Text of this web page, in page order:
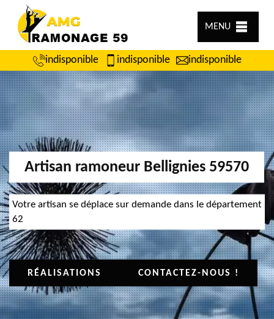
MENU
indisponible indisponible indisponible
Artisan ramoneur Bellignies 59570
Votre artisan se déplace sur demande dans le département
62
RÉALISATIONS CONTACTEZ-NOUS !